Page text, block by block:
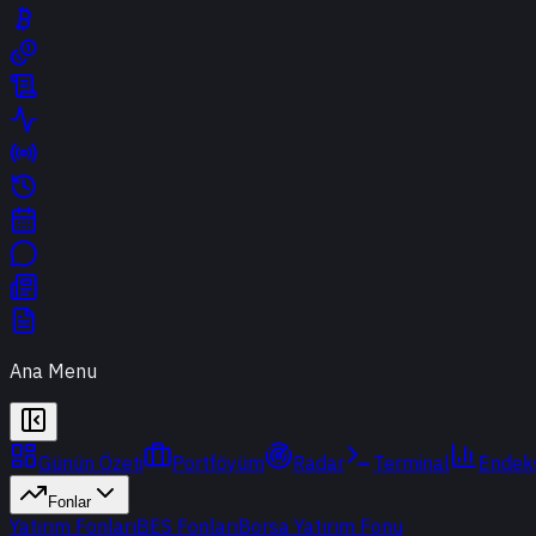
Ana Menu
Günün Özeti Portföyüm Radar Terminal
Fonlar
Yatırım FonlarıBES FonlarıBorsa Yatırım Fonu